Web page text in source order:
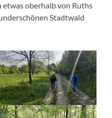
oberhalb von Ruths
Stadtwald